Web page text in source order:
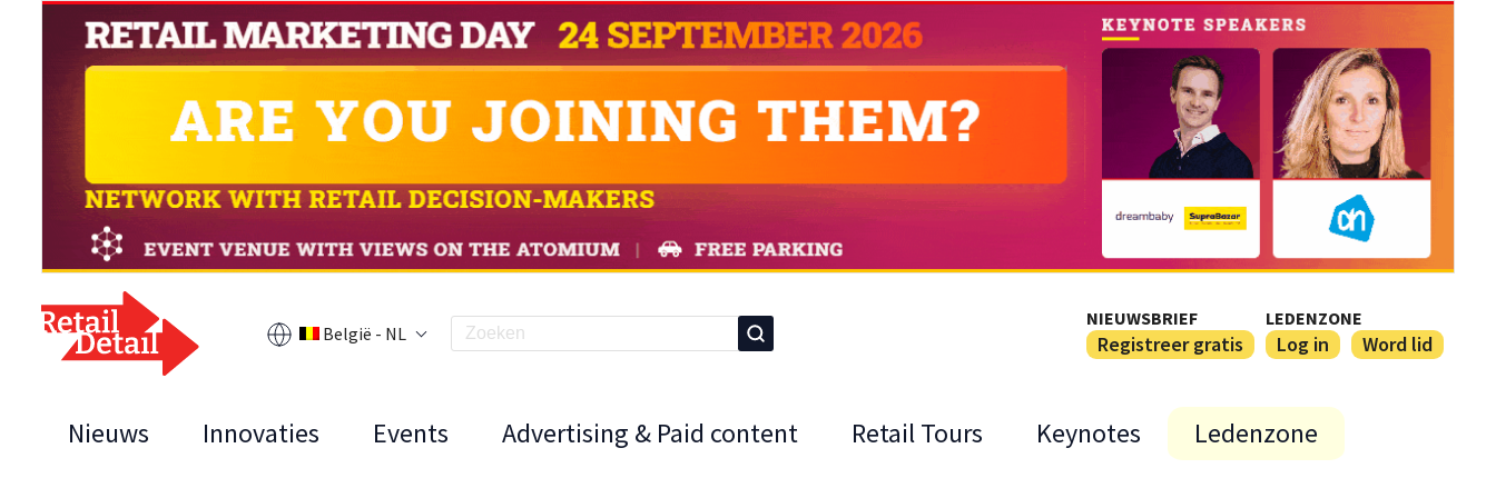
België - NL
NIEUWSBRIEF
Registreer gratis
LEDENZONE
Log in Word lid
Nieuws Innovaties Events Advertising & Paid content Retail Tours Keynotes Ledenzone